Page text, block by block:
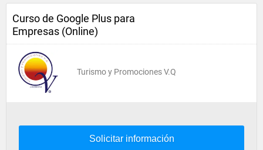
Curso de Google Plus para
Empresas (Online)
Turismo y Promociones V.Q
Solicitar información